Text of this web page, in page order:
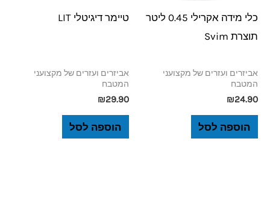
כלי מידה אקרילי 0.45 ליטר
תוצרת Svim
אביזרים ועזרים של מקצועני
המטבח
₪24.90
הוספה לסל
טיימר דיגיטלי LIT
אביזרים ועזרים של מקצועני
המטבח
₪29.90
הוספה לסל